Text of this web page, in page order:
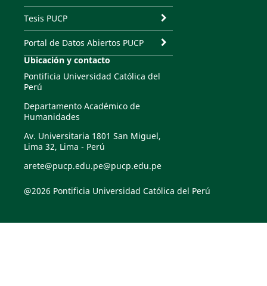
Tesis PUCP
Portal de Datos Abiertos PUCP
Ubicación y contacto
Pontificia Universidad Católica del
Perú
Departamento Académico de
Humanidades
Av. Universitaria 1801 San Miguel,
Lima 32, Lima - Perú
arete@pucp.edu.pe@pucp.edu.pe
@2026 Pontificia Universidad Católica del Perú